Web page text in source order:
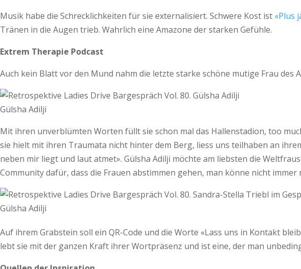
Musik habe die Schrecklichkeiten für sie externalisiert. Schwere Kost ist «Plus
Tränen in die Augen trieb. Wahrlich eine Amazone der starken Gefühle.
Extrem Therapie Podcast
Auch kein Blatt vor den Mund nahm die letzte starke schöne mutige Frau des
Gülsha Adilji
Mit ihren unverblümten Worten füllt sie schon mal das Hallenstadion, too
sie hielt mit ihren Traumata nicht hinter dem Berg, liess uns teilhaben an
neben mir liegt und laut atmet». Gülsha Adilji möchte am liebsten die
Community dafür, dass die Frauen abstimmen gehen, man könne nicht
Auf ihrem Grabstein soll ein QR-Code und die Worte «Lass uns in Kontakt
lebt sie mit der ganzen Kraft ihrer Wortpräsenz und ist eine, der man